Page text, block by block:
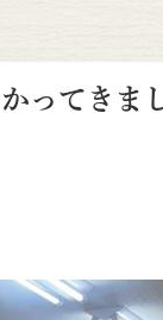
ってきま